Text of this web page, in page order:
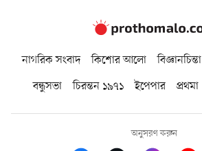
নাগরিক সংবাদ কিশোর আলো বিজ্ঞানচিন্তা
বন্ধুসভা
চিরন্তন ১৯৭১ ইপেপার প্রথমা
অনুসরণ করুন